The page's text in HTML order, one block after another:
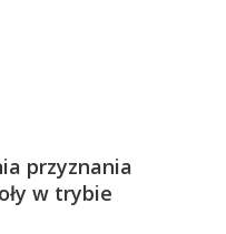
przyznania
w trybie